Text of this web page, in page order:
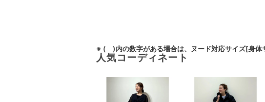
※ ( )内の数字がある場合は、ヌード対応サイズ[身体
人気コーディネート